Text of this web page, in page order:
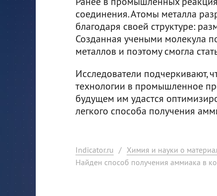
соединения. Атомы металла
благодаря своей структуре:
Созданная учеными молекула
металлов и поэтому смогла
Исследователи подчеркивают,
технологии в промышленное
будущем им удастся
легкого способа получения
Indicator.ru / Химия и науки о
Найден способ получения аммиака в